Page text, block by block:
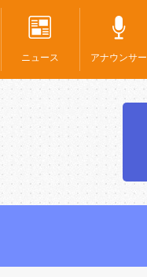
ニュース アナウンサー